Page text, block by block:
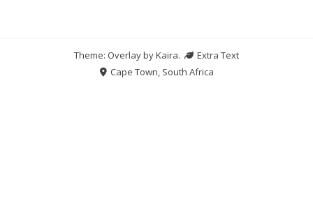
Theme: Overlay byKaira.
Extra Text
Cape Town, South Africa